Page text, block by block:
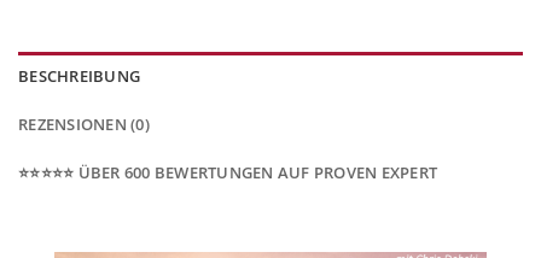
BESCHREIBUNG
REZENSIONEN (0)
⭐️⭐️⭐️⭐️⭐️ ÜBER 600 BEWERTUNGEN AUF PROVEN EXPERT